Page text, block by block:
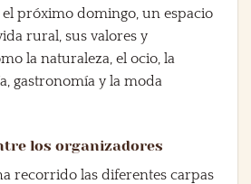
el próximo domingo, un espacio
rural, sus valores y
la naturaleza, el ocio, la
gastronomía y la moda
los organizadores
recorrido las diferentes carpas